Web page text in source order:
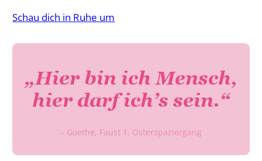
Schau dich in Ruhe um
„Hier bin ich Mensch,
hier darf ich’s sein.“
– Goethe, Faust 1, Osterspaziergang